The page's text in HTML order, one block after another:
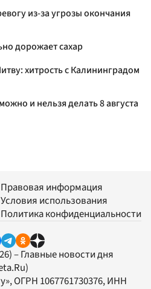
из-за угрозы окончания
дорожает сахар
хитрость с Калининградом
и нельзя делать 8 августа
Правовая информация
Условия использования
Политика конфиденциальности
– Главные новости дня
, ОГРН 1067761730376, ИНН